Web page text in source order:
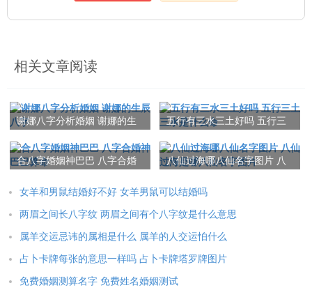
5、坚持不懈的努力
信个人的努力与实力决定所有，不盲从信命，建立正确的人生
本文： 算命先生算出高考分 算命高考准吗
相关文章阅读
谢娜八字分析婚姻 谢娜的生
五行有三水三土好吗 五行三
合八字婚姻神巴巴 八字合婚
八仙过海哪八仙名字图片 八
女羊和男鼠结婚好不好 女羊男鼠可以结婚吗
两眉之间长八字纹 两眉之间有个八字纹是什么意思
属羊交运忌讳的属相是什么 属羊的人交运怕什么
占卜卡牌每张的意思一样吗 占卜卡牌塔罗牌图片
免费婚姻测算名字 免费姓名婚姻测试